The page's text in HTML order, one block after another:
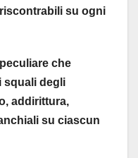
su ogni
che
squali degli
addirittura,
su ciascun